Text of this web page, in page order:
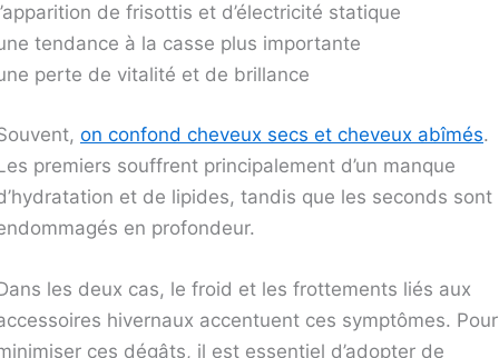
de frisottis et d’électricité statique
tendance à la casse plus importante
perte de vitalité et de brillance
on confond cheveux secs et cheveux abîmés.
premiers souffrent principalement d’un manque
et de lipides, tandis que les seconds sont
en profondeur.
les deux cas, le froid et les frottements liés aux
hivernaux accentuent ces symptômes. Pour
ces dégâts, il est essentiel d’adopter de